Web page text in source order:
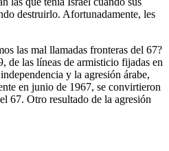
destruirlo. Afortunadamente, les
las mal llamadas fronteras del 67?
de las líneas de armisticio fijadas en
y la agresión árabe,
en junio de 1967, se convirtieron
67. Otro resultado de la agresión